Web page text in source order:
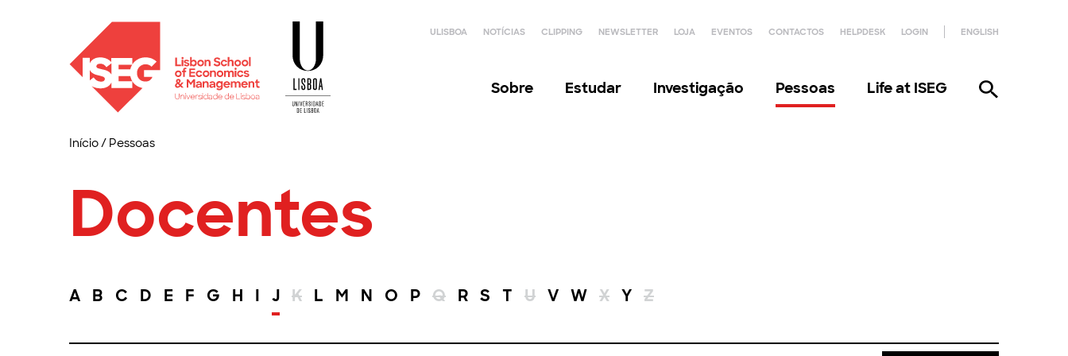
ULISBOA NOTÍCIAS CLIPPING NEWSLETTER LOJA EVENTOS CONTACTOS HELPDESK LOGIN ENGLISH
Sobre Estudar Investigação Pessoas Life at ISEG
Início/ Pessoas
Docentes
A B C D E F G H I J K L M N O P Q R S T U V W X Y Z